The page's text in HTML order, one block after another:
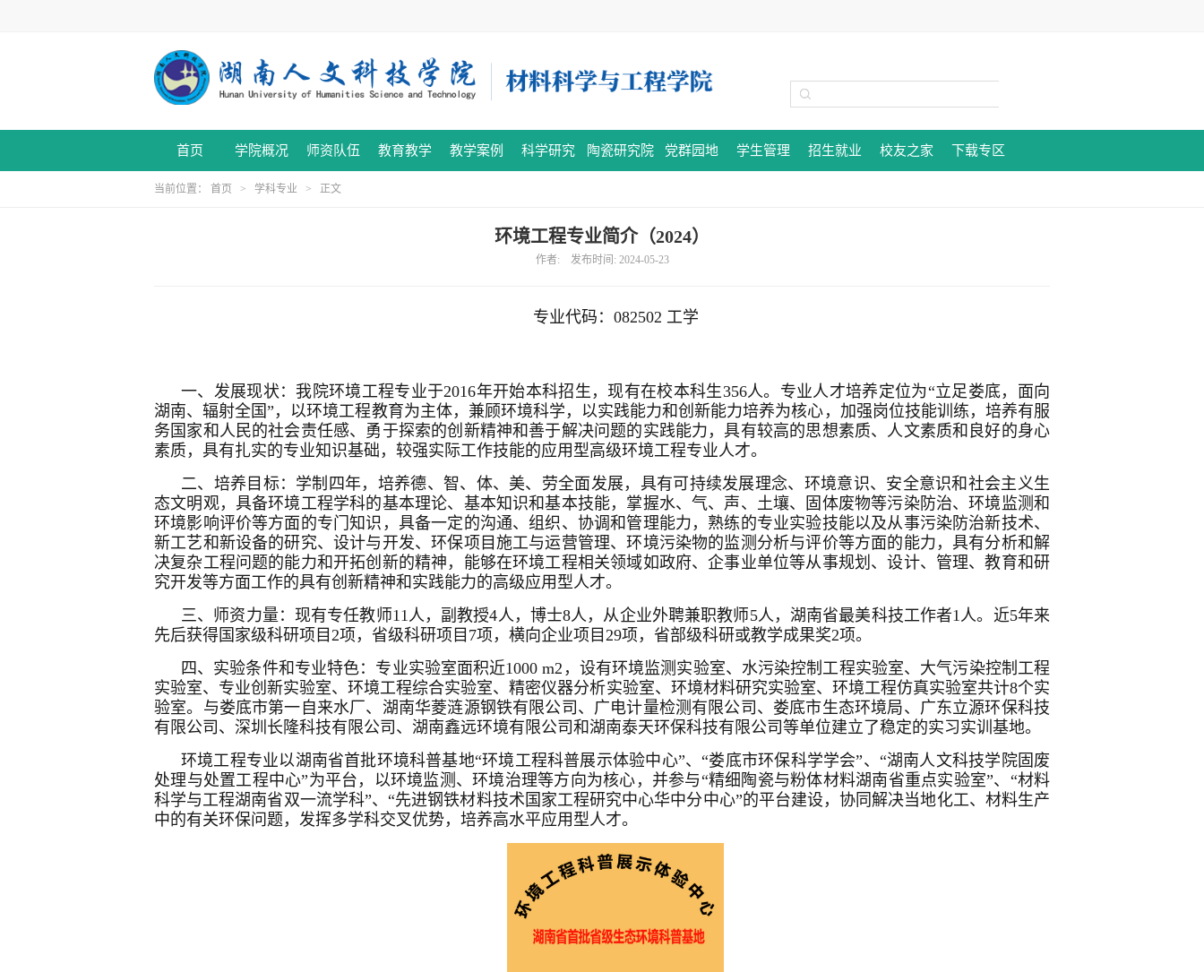
首页 学院概况 师资队伍 教育教学 教学案例 科学研究 陶瓷研究院 党群园地 学生管理 招生就业 校友之家 下载专区
当前位置： 首页 > 学科专业 > 正文
环境工程专业简介（2024）
作者: 发布时间: 2024-05-23
专业代码：082502 工学
一、发展现状：我院环境工程专业于2016年开始本科招生，现有在校本科生356人。专业人才培养定位为“立足娄底，面向
湖南、辐射全国”，以环境工程教育为主体，兼顾环境科学，以实践能力和创新能力培养为核心，加强岗位技能训练，培养有服
务国家和人民的社会责任感、勇于探索的创新精神和善于解决问题的实践能力，具有较高的思想素质、人文素质和良好的身心
素质，具有扎实的专业知识基础，较强实际工作技能的应用型高级环境工程专业人才。
二、培养目标：学制四年，培养德、智、体、美、劳全面发展，具有可持续发展理念、环境意识、安全意识和社会主义生
态文明观，具备环境工程学科的基本理论、基本知识和基本技能，掌握水、气、声、土壤、固体废物等污染防治、环境监测和
环境影响评价等方面的专门知识，具备一定的沟通、组织、协调和管理能力，熟练的专业实验技能以及从事污染防治新技术、
新工艺和新设备的研究、设计与开发、环保项目施工与运营管理、环境污染物的监测分析与评价等方面的能力，具有分析和解
决复杂工程问题的能力和开拓创新的精神，能够在环境工程相关领域如政府、企事业单位等从事规划、设计、管理、教育和研
究开发等方面工作的具有创新精神和实践能力的高级应用型人才。
三、师资力量：现有专任教师11人，副教授4人，博士8人，从企业外聘兼职教师5人，湖南省最美科技工作者1人。近5年来
先后获得国家级科研项目2项，省级科研项目7项，横向企业项目29项，省部级科研或教学成果奖2项。
四、实验条件和专业特色：专业实验室面积近1000 m2，设有环境监测实验室、水污染控制工程实验室、大气污染控制工程
实验室、专业创新实验室、环境工程综合实验室、精密仪器分析实验室、环境材料研究实验室、环境工程仿真实验室共计8个实
验室。与娄底市第一自来水厂、湖南华菱涟源钢铁有限公司、广电计量检测有限公司、娄底市生态环境局、广东立源环保科技
有限公司、深圳长隆科技有限公司、湖南鑫远环境有限公司和湖南泰天环保科技有限公司等单位建立了稳定的实习实训基地。
环境工程专业以湖南省首批环境科普基地“环境工程科普展示体验中心”、“娄底市环保科学学会”、“湖南人文科技学院固废
处理与处置工程中心”为平台，以环境监测、环境治理等方向为核心，并参与“精细陶瓷与粉体材料湖南省重点实验室”、“材料
科学与工程湖南省双一流学科”、“先进钢铁材料技术国家工程研究中心华中分中心”的平台建设，协同解决当地化工、材料生产
中的有关环保问题，发挥多学科交叉优势，培养高水平应用型人才。